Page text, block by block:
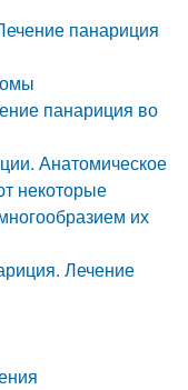
панариция
панариция во
Анатомическое
некоторые
их
Лечение